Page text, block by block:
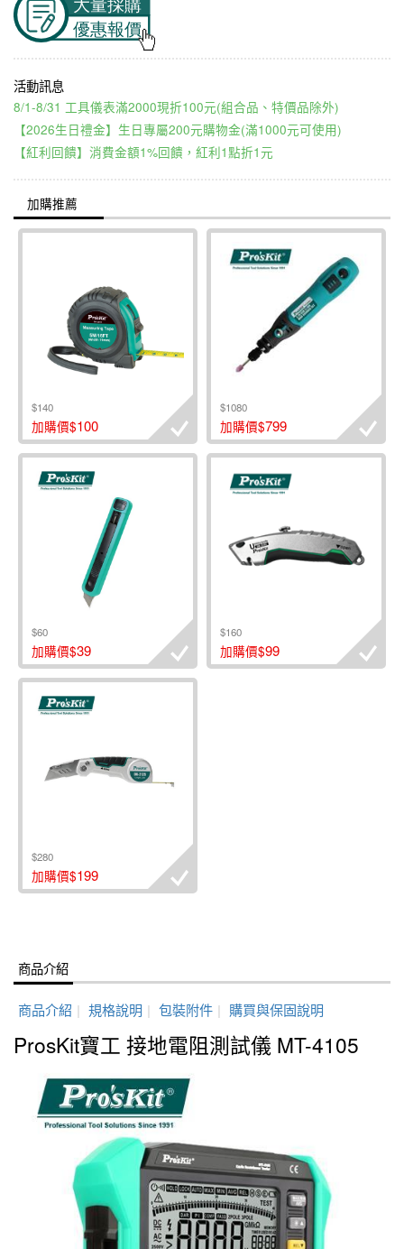
8/1-8/31 工具儀表滿2000現折100元(組合品、特價品除外)
【2026生日禮金】生日專屬200元購物金(滿1000元可使用)
【紅利回饋】消費金額1%回饋，紅利1點折1元
加購推薦
$140
加購價$100
$1080
加購價$799
$60
加購價$39
$160
加購價$99
$280
加購價$199
商品介紹
商品介紹 | 規格說明 | 包裝附件 | 購買與保固說明
ProsKit寶工 接地電阻測試儀 MT-4105